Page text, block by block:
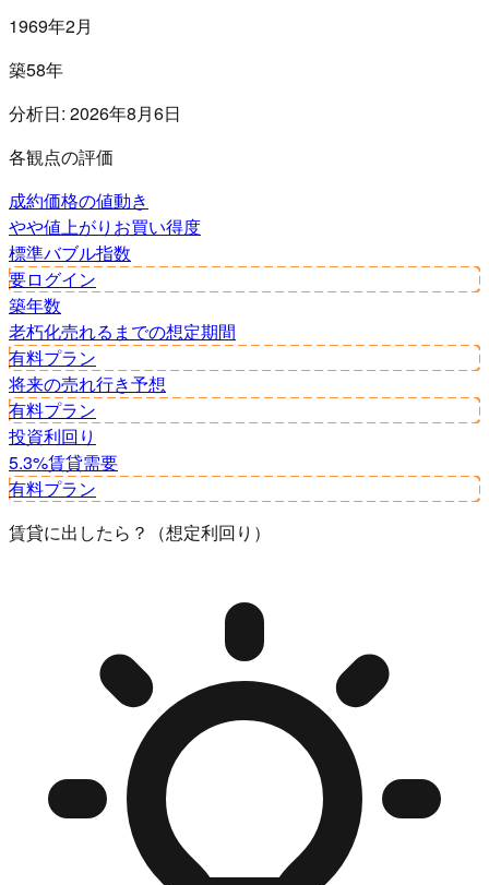
1969年2月
築58年
分析日: 2026年8月6日
各観点の評価
成約価格の値動き
やや値上がり お買い得度
標準バブル指数
要ログイン
築年数
老朽化売れるまでの想定期間
有料プラン
将来の売れ行き予想
有料プラン
投資利回り
5.3%賃貸需要
有料プラン
賃貸に出したら？（想定利回り）